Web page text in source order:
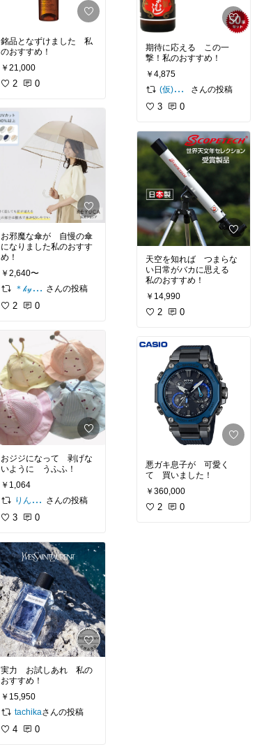
銘品となずけました 私
のおすすめ！
￥21,000
2 0
お邪魔な傘が 自慢の傘
になりました私のおすす
め！
￥2,640〜
＊𝓀𝓎ℴ𝓃𝓀ℴ＊
さんの投稿
2 0
おジジになって 剥げな
いように うふふ！
￥1,064
りんちゃん
さんの投稿
3 0
実力 お試しあれ 私の
おすすめ！
￥15,950
tachikaさんの投稿
4 0
期待に応える この一
撃！私のおすすめ！
￥4,875
(仮)ご購入感謝致します😊
さんの投稿
3 0
天空を知れば つまらな
い日常がバカに思える
私のおすすめ！
￥14,990
2 0
悪ガキ息子が 可愛く
て 買いました！
￥360,000
2 0